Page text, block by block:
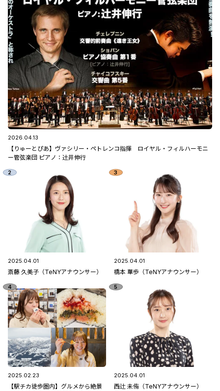
2026.04.13
【りゅーとぴあ】ヴァシリー・ペトレンコ指揮 ロイヤル・フィルハーモニ
ー管弦楽団 ピアノ：辻󠄀井伸行
2025.04.01
斎藤 久美子（TeNYアナウンサー）
2025.04.01
橋本 華歩（TeNYアナウンサー）
2025.02.23
【駅チカ徒歩圏内】グルメから絶景
2025.04.01
西辻 未侑（TeNYアナウンサー）